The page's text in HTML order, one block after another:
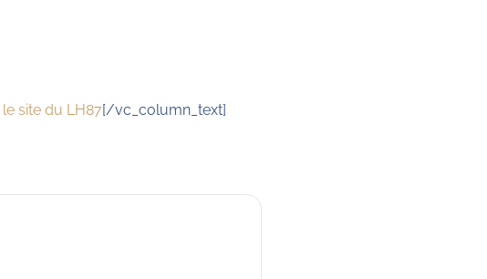
site du LH87[/vc_column_text]